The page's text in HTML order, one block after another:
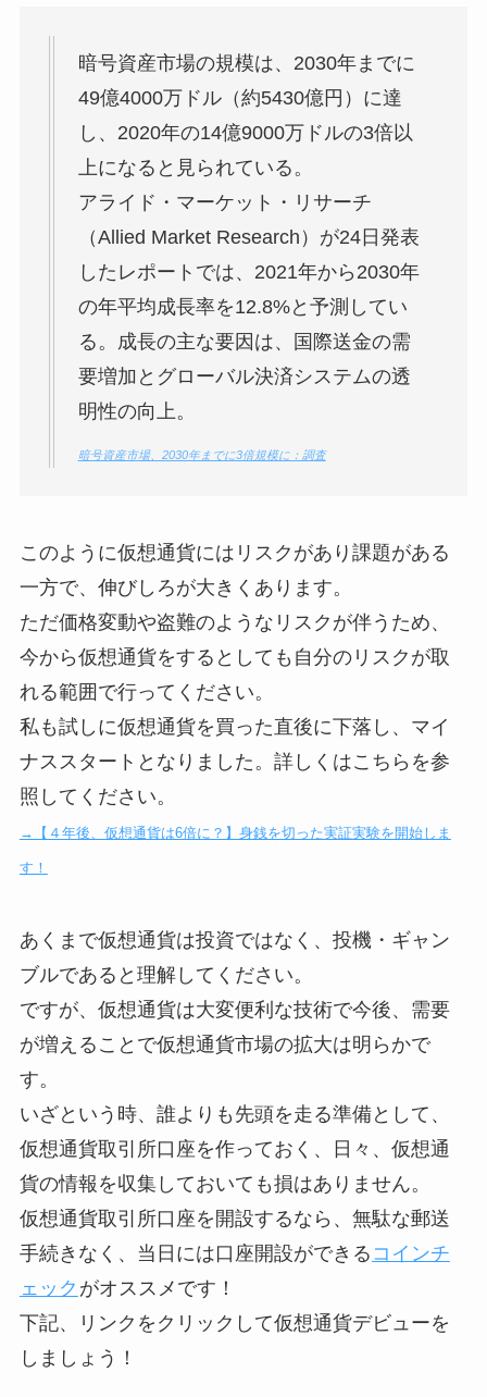
暗号資産市場の規模は、2030年までに
49億4000万ドル（約5430億円）に達
し、2020年の14億9000万ドルの3倍以
上になると見られている。
アライド・マーケット・リサーチ
（Allied Market Research）が24日発表
したレポートでは、2021年から2030年
の年平均成長率を12.8%と予測してい
る。成長の主な要因は、国際送金の需
要増加とグローバル決済システムの透
明性の向上。
暗号資産市場、2030年までに3倍規模に：調査
このように仮想通貨にはリスクがあり課題がある
一方で、伸びしろが大きくあります。
ただ価格変動や盗難のようなリスクが伴うため、
今から仮想通貨をするとしても自分のリスクが取
れる範囲で行ってください。
私も試しに仮想通貨を買った直後に下落し、マイ
ナススタートとなりました。詳しくはこちらを参
照してください。
→【４年後、仮想通貨は6倍に？】身銭を切った実証実験を開始しま
す！
あくまで仮想通貨は投資ではなく、投機・ギャン
ブルであると理解してください。
ですが、仮想通貨は大変便利な技術で今後、需要
が増えることで仮想通貨市場の拡大は明らかで
す。
いざという時、誰よりも先頭を走る準備として、
仮想通貨取引所口座を作っておく、日々、仮想通
貨の情報を収集しておいても損はありません。
仮想通貨取引所口座を開設するなら、無駄な郵送
手続きなく、当日には口座開設ができる コインチ
ェック がオススメです！
下記、リンクをクリックして仮想通貨デビューを
しましょう！